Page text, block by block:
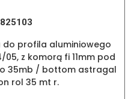
825103
do profila aluminiowego
z komorą fi 11mm pod
35mb / bottom astragal
rol 35 mt r.